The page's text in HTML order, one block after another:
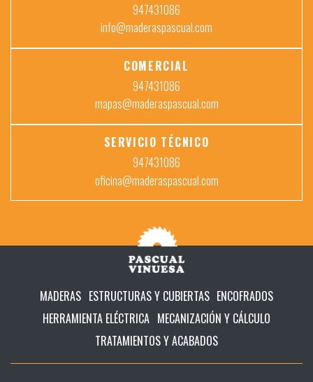
947431086
info@maderaspascual.com
COMERCIAL
947431086
mapas@maderaspascual.com
SERVICIO TÉCNICO
947431086
oficina@maderaspascual.com
MADERAS ESTRUCTURAS Y CUBIERTAS ENCOFRADOS
HERRAMIENTA ELÉCTRICA MECANIZACIÓN Y CÁLCULO
TRATAMIENTOS Y ACABADOS